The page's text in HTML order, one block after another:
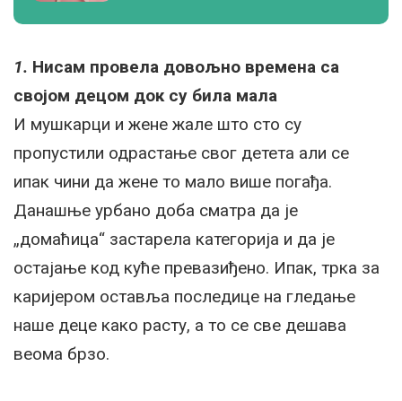
1. Нисам провела довољно времена са
својом децом док су била мала
И мушкарци и жене жале што сто су
пропустили одрастање свог детета али се
ипак чини да жене то мало више погађа.
Данашње урбано доба сматра да је
„домаћица“ застарела категорија и да је
остајање код куће превазиђено. Ипак, трка за
каријером оставља последице на гледање
наше деце како расту, а то се све дешава
веома брзо.